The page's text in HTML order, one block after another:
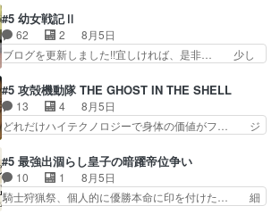
構エグいことするよな… ねぇ猫耳ガール、敵の根
城に乗り込む事を同… 世もや替えが利くと復活P
とは？！もう来週…
んじゃないですか。魔物の群を発見した… アマプ
ラにて視聴終わり！サーベルボア討伐… を言い訳
にしたくないものですねwボア狩り… 先生として
のベリルが好きだけど、今回みた… 4人だけでサ
ーベルボアが暴れてると聞い… ちょっと年齢の事
を言いすぎとゆーか言い訳… ベリルの母もやはり
只者じゃなかったかベリ…
#5 幼女戦記Ⅱ
62 2
8月5日
ブログを更新しました!!宜しければ、是非… 少し
ゥーアの唯一の手駒が強すぎる笑あお… 私にとっ
て完全にご褒美回ゼー様の葉巻シー… やはりター
ニャが後方指揮だと展開に迫力が… “貧乏籤百連
無料ガチャ”100連でも1回… 2期入ってから地味
ばならぬ」って言葉に… ゼートゥーア左遷によっ
て参謀本部の連携が… 緊張感ある戦闘描写とギャ
グ今週の『有能な…
#5 攻殻機動隊 THE GHOST IN THE SHELL
13 4
8月5日
どれだけハイテクノロジーで身体の価値がフ… ジ
コマだいぶ理性持ち始めた。この世界の… 原作読
んだのもう何年も前なのに、覚えてる… コイルの
汚職を突き止めるべくバトーの指導… やまとん1
号はどこの部分で使うのだろう？… 日本とロシア
#5 最強出涸らし皇子の暗躍帝位争い
10 1
8月5日
騎士狩猟祭、個人的に優勝本命に印を付けた… 細